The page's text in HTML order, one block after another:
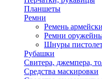
Планшеты
Ремни
Ремень
Ремни
Шнуры
Рубашки
Свитера, джемпера,
Средства маскировки